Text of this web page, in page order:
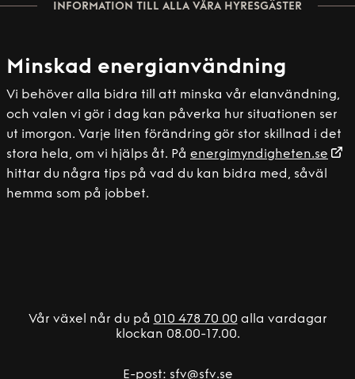
INFORMATION TILL ALLA VÅRA HYRESGÄSTER
Minskad energianvändning
Vi behöver alla bidra till att minska vår elanvändning,
och valen vi gör i dag kan påverka hur situationen ser
ut imorgon. Varje liten förändring gör stor skillnad i det
stora hela, om vi hjälps åt. På energimyndigheten.se
hittar du några tips på vad du kan bidra med, såväl
hemma som på jobbet.
Vår växel når du på 010 478 70 00 alla vardagar
klockan 08.00-17.00.
E-post: sfv@sfv.se